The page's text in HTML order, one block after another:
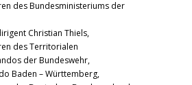
des Bundesministeriums der
Christian Thiels,
des Territorialen
der Bundeswehr,
Baden – Württemberg,